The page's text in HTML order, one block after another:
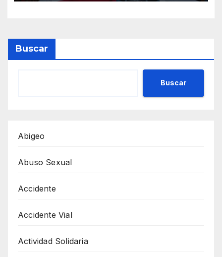
Buscar
Buscar
Abigeo
Abuso Sexual
Accidente
Accidente Vial
Actividad Solidaria